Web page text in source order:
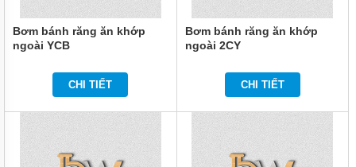
BƠM
HÚT
CHÂN
KHÍ
BƠM
Bơm bánh răng ăn khớp
ngoài YCB
CHI TIẾT
Bơm bánh răng ăn khớp
ngoài 2CY
CHI TIẾT